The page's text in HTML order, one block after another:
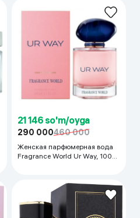
21 146 so'm/oyga
290 000460 000
Женская парфюмерная вода
Fragrance World Ur Way, 100